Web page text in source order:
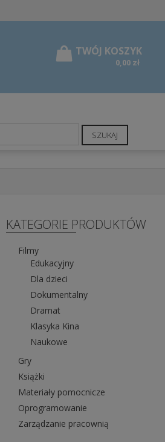
0,00 zł
SZUKAJ
KATEGORIE PRODUKTÓW
Filmy
Edukacyjny
Dla dzieci
Dokumentalny
Dramat
Klasyka Kina
Naukowe
Gry
Książki
Materiały pomocnicze
Oprogramowanie
Zarządzanie pracownią